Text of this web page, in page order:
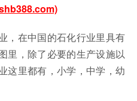
，在中国的石化行业里具有
里，除了必要的生产设施以
这里都有，小学，中学，幼